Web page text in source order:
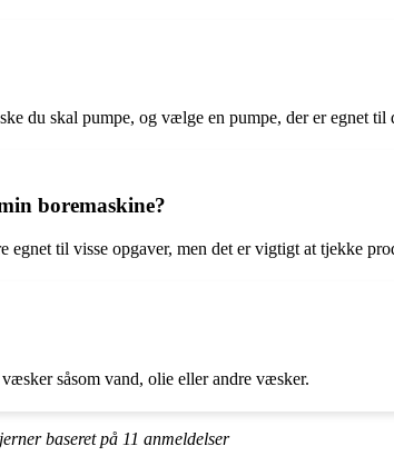
du skal pumpe, og vælge en pumpe, der er egnet til
boremaskine?
til visse opgaver, men det er vigtigt at tjekke
såsom vand, olie eller andre væsker.
baseret på 11 anmeldelser